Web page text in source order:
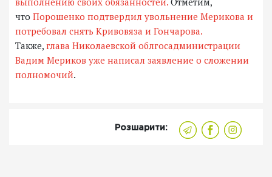
что Порошенко подтвердил увольнение Мерикова и
потребовал снять Кривовяза и Гончарова.
Также, глава Николаевской облгосадминистрации
Вадим Мериков уже написал заявление о сложении
полномочий.
Розшарити: